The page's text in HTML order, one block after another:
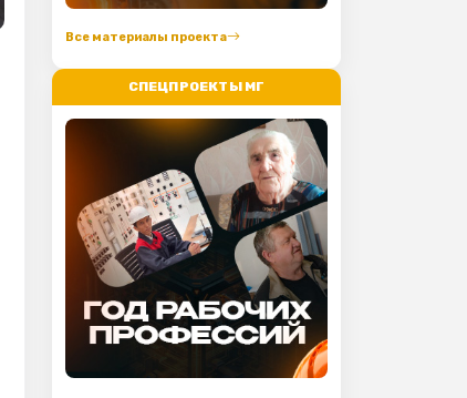
Все материалы проекта
СПЕЦПРОЕКТЫ МГ